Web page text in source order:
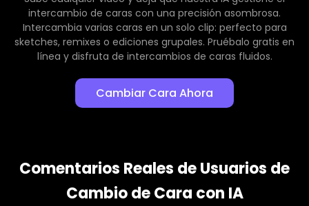
intercambio de caras con una precisión asombrosa.
Intercambia varias caras en un solo clip: perfecto para
sketches, remixes o ediciones grupales. Pruébalo gratis en
línea y disfruta de intercambios de caras fluidos.
Cambiar Cara Ahora
Comentarios Reales de Usuarios de
Cambio de Cara con IA